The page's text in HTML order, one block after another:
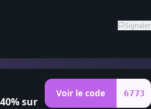
Signaler
sur
Voir le code 6773